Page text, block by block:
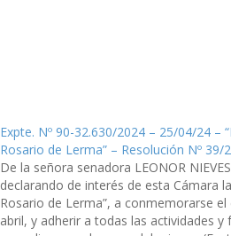
Expte. Nº 90-32.630/2024 – 25/04/24 –
Rosario de Lerma” – Resolución Nº 39/
De la señora senadora LEONOR
declarando de interés de esta Cámara
Rosario de Lerma”, a conmemorarse el
abril, y adherir a todas las actividades y